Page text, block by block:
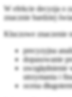
W efekcie decyzja o
znacznie bardziej
Kluczowe znaczenie
precyzyjna
dopasowanie
uwzględnienie
utrzymania i
ocena